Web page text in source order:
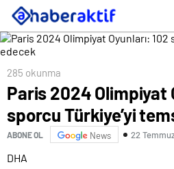
285 okunma
Paris 2024 Olimpiyat
sporcu Türkiye’yi
ABONE OL News 22
DHA